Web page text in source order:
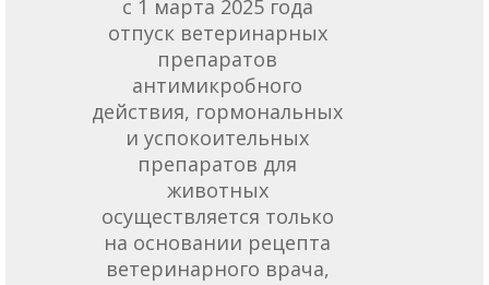
с 1 марта 2025 года
отпуск ветеринарных
препаратов
антимикробного
действия, гормональных
и успокоительных
препаратов для
животных
осуществляется только
на основании рецепта
ветеринарного врача,